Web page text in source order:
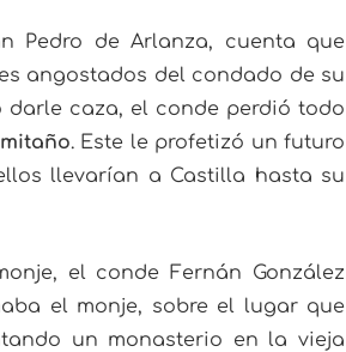
Pedro de Arlanza, cuenta que
angostados del condado de su
caza, el conde perdió todo
. Este le profetizó un futuro
llevarían a Castilla hasta su
el conde Fernán González
el monje, sobre el lugar que
un monasterio en la vieja